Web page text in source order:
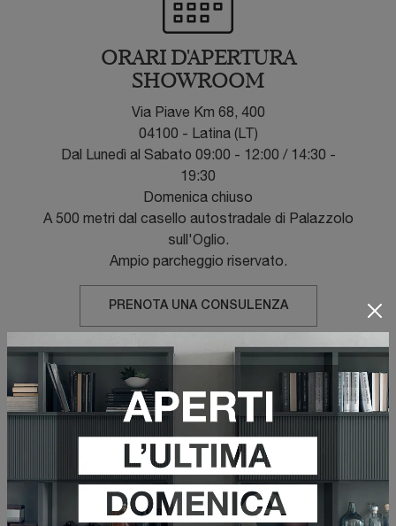
ORARI D'APERTURA
SHOWROOM
Via Piave Km 68, 400
04100 - Latina (LT)
Dal Lunedì al Sabato 09:00 - 12:00 / 14:30 -
19:30
Domenica chiuso
A 500 metri dal casello autostradale di Palazzolo
sull'Oglio.
Ampio parcheggio riservato.
PRENOTA UNA CONSULENZA
ASSISTENZA CLIENTI
Tel.: +39 0773-696211
Fax: +39 030 7364882